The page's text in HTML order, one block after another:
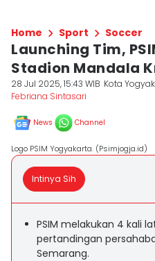
Home Sport Soccer
Launching Tim,
Stadion Mandala
28 Jul 2025, 15:43 WIB Kota
Febriana Sintasari
News Channel
Logo PSIM Yogyakarta. (Psimjogja.id)
Intinya Sih
PSIM melakukan 4 kali
pertandingan
Semarang.